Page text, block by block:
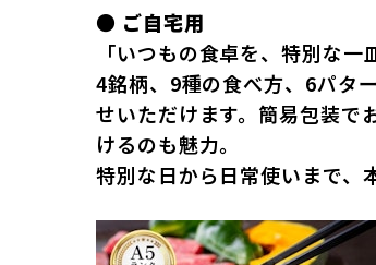
● ご自宅用
「いつもの食卓を、特別な一
4銘柄、9種の食べ方、6パタ
せいただけます。簡易包装で
けるのも魅力。
特別な日から日常使いまで、